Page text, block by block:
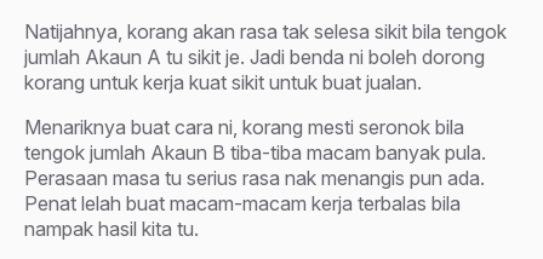
Natijahnya, korang akan rasa tak selesa sikit bila tengok
jumlah Akaun A tu sikit je. Jadi benda ni boleh dorong
korang untuk kerja kuat sikit untuk buat jualan.
Menariknya buat cara ni, korang mesti seronok bila
tengok jumlah Akaun B tiba-tiba macam banyak pula.
Perasaan masa tu serius rasa nak menangis pun ada.
Penat lelah buat macam-macam kerja terbalas bila
nampak hasil kita tu.